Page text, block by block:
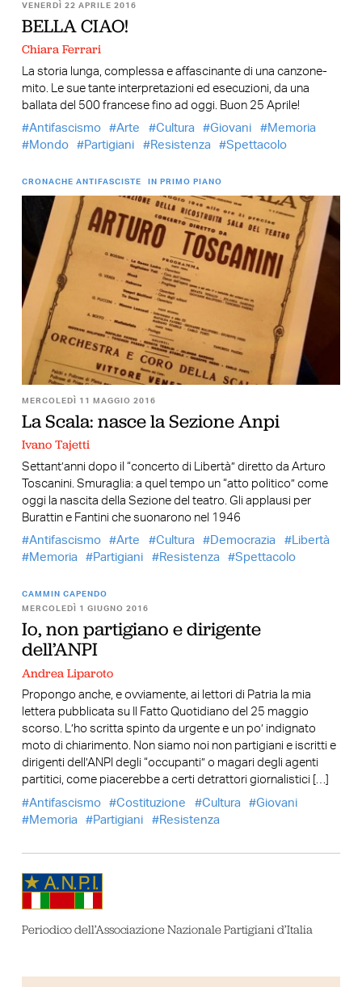
VENERDÌ 22 APRILE 2016
BELLA CIAO!
Chiara Ferrari
La storia lunga, complessa e affascinante di una canzone-
mito. Le sue tante interpretazioni ed esecuzioni, da una
ballata del 500 francese fino ad oggi. Buon 25 Aprile!
Antifascismo
Arte Cultura Giovani
Memoria
Mondo
Partigiani Resistenza Spettacolo
CRONACHE ANTIFASCISTE IN PRIMO PIANO
MERCOLEDÌ 11 MAGGIO 2016
La Scala: nasce la Sezione Anpi
Ivano Tajetti
Settant’anni dopo il “concerto di Libertà” diretto da Arturo
Toscanini. Smuraglia: a quel tempo un “atto politico” come
oggi la nascita della Sezione del teatro. Gli applausi per
Burattin e Fantini che suonarono nel 1946
Antifascismo
Arte Cultura Democrazia
Libertà
Memoria
Partigiani Resistenza Spettacolo
CAMMIN CAPENDO
MERCOLEDÌ 1 GIUGNO 2016
Io, non partigiano e dirigente
dell’ANPI
Andrea Liparoto
Propongo anche, e ovviamente, ai lettori di Patria la mia
lettera pubblicata su Il Fatto Quotidiano del 25 maggio
scorso. L’ho scritta spinto da urgente e un po’ indignato
moto di chiarimento. Non siamo noi non partigiani e iscritti e
dirigenti dell’ANPI degli “occupanti” o magari degli agenti
partitici, come piacerebbe a certi detrattori giornalistici […]
Antifascismo
Costituzione Cultura
Giovani
Memoria
Partigiani Resistenza
Periodico dell’Associazione Nazionale Partigiani d’Italia